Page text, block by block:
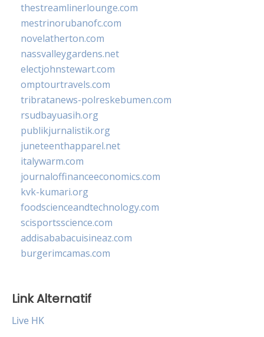
thestreamlinerlounge.com
mestrinorubanofc.com
novelatherton.com
nassvalleygardens.net
electjohnstewart.com
omptourtravels.com
tribratanews-polreskebumen.com
rsudbayuasih.org
publikjurnalistik.org
juneteenthapparel.net
italywarm.com
journaloffinanceeconomics.com
kvk-kumari.org
foodscienceandtechnology.com
scisportsscience.com
addisababacuisineaz.com
burgerimcamas.com
Link Alternatif
Live HK